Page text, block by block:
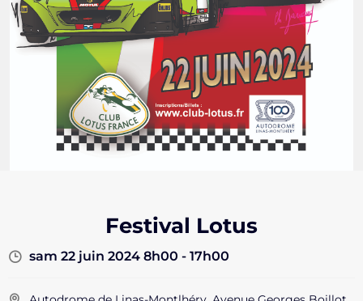
Festival Lotus
sam 22 juin 2024 8h00 - 17h00